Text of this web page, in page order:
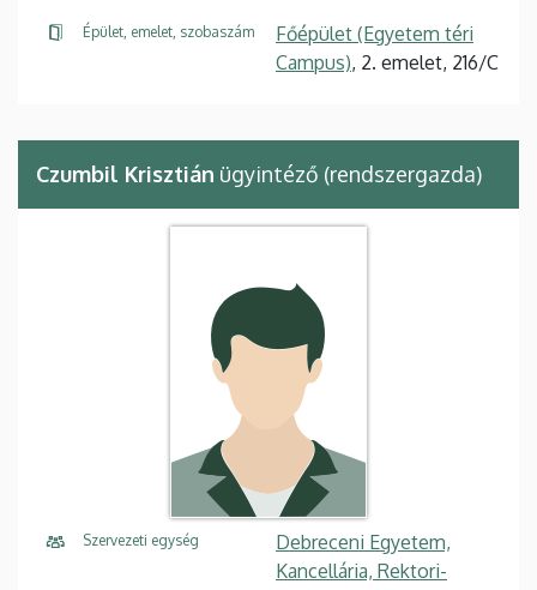
Épület, emelet, szobaszám
Főépület (Egyetem téri
Campus), 2. emelet, 216/C
Czumbil Krisztián ügyintéző (rendszergazda)
Szervezeti egység
Debreceni Egyetem,
Kancellária, Rektori-